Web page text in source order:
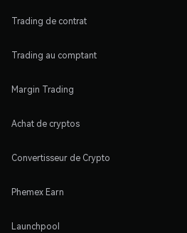
Trading de contrat
Trading au comptant
Margin Trading
Achat de cryptos
Convertisseur de Crypto
Phemex Earn
Launchpool